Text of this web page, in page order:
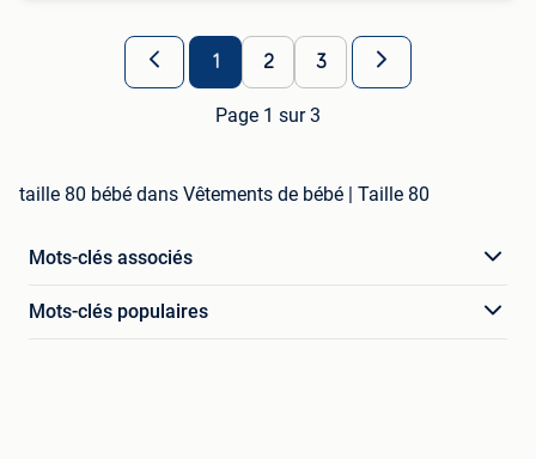
1 2 3
Page 1 sur 3
taille 80 bébé dans Vêtements de bébé | Taille 80
Mots-clés associés
Mots-clés populaires